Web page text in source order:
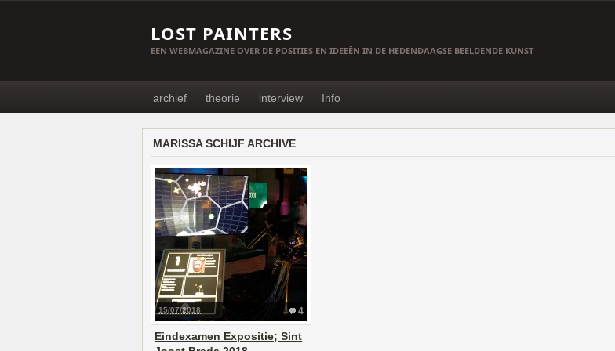
LOST PAINTERS
EEN WEBMAGAZINE OVER DE POSITIES EN IDEEËN IN DE HEDENDAAGSE BEELDENDE KUNST
archief theorie interview Info
MARISSA SCHIJF ARCHIVE
4
15/07/2018
Eindexamen Expositie; Sint